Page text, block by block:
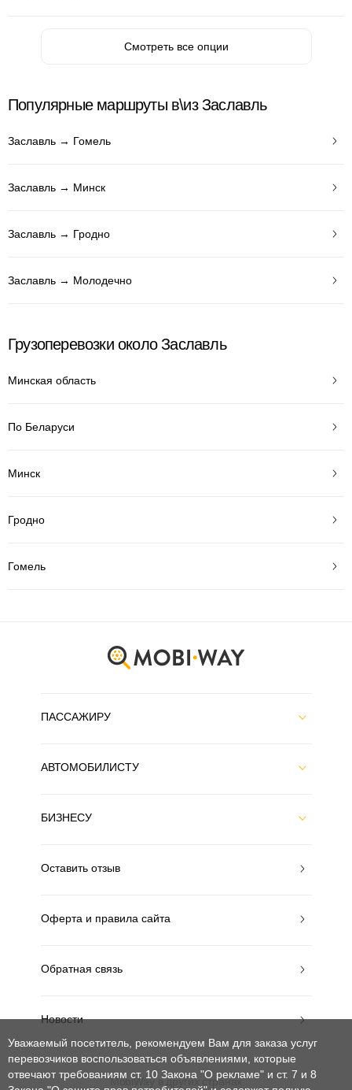
Смотреть все опции
Популярные маршруты в\из Заславль
Заславль → Гомель
Заславль → Минск
Заславль → Гродно
Заславль → Молодечно
Грузоперевозки около Заславль
Минская область
По Беларуси
Минск
Гродно
Гомель
ПАССАЖИРУ
АВТОМОБИЛИСТУ
БИЗНЕСУ
Оставить отзыв
Оферта и правила сайта
Обратная связь
Новости
MobiWay в других странах
Уважаемый посетитель, рекомендуем Вам для заказа услуг
перевозчиков воспользоваться объявлениями, которые
отвечают требованиям ст. 10 Закона "О рекламе" и ст. 7 и 8